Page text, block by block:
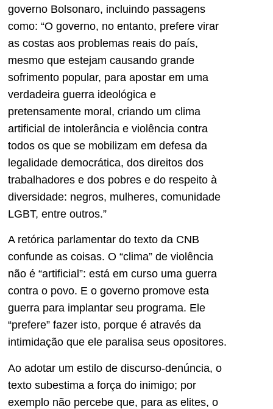
governo Bolsonaro, incluindo passagens
como: “O governo, no entanto, prefere virar
as costas aos problemas reais do país,
mesmo que estejam causando grande
sofrimento popular, para apostar em uma
verdadeira guerra ideológica e
pretensamente moral, criando um clima
artificial de intolerância e violência contra
todos os que se mobilizam em defesa da
legalidade democrática, dos direitos dos
trabalhadores e dos pobres e do respeito à
diversidade: negros, mulheres, comunidade
LGBT, entre outros.”
A retórica parlamentar do texto da CNB
confunde as coisas. O “clima” de violência
não é “artificial”: está em curso uma guerra
contra o povo. E o governo promove esta
guerra para implantar seu programa. Ele
“prefere” fazer isto, porque é através da
intimidação que ele paralisa seus opositores.
Ao adotar um estilo de discurso-denúncia, o
texto subestima a força do inimigo; por
exemplo não percebe que, para as elites, o